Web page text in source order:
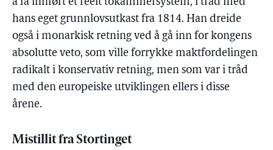
å få innført et reelt tokammersystem, i tråd med
hans eget grunnlovsutkast fra 1814. Han dreide
også i monarkisk retning ved å gå inn for kongens
absolutte veto, som ville forrykke maktfordelingen
radikalt i konservativ retning, men som var i tråd
med den europeiske utviklingen ellers i disse
årene.
Mistillit fra Stortinget